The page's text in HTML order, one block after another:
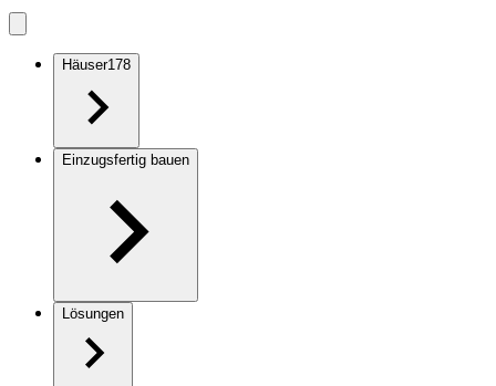
Häuser178
Einzugsfertig bauen
Lösungen